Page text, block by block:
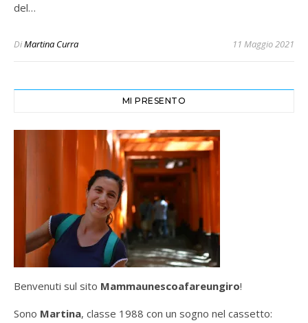
del…
DiMartina Curra 11 Maggio 2021
MI PRESENTO
Benvenuti sul sito Mammaunescoafareungiro!
Sono Martina, classe 1988 con un sogno nel cassetto: